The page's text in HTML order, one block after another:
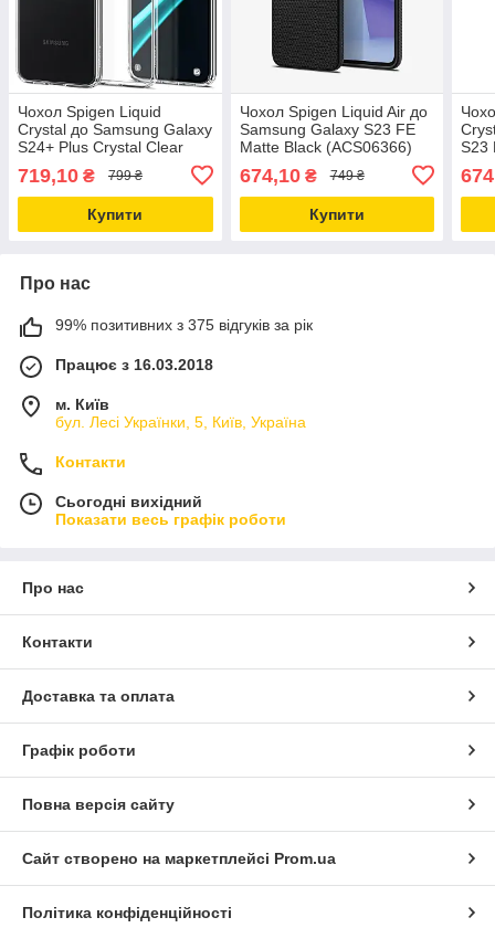
Чохол Spigen Liquid
Crystal до Samsung Galaxy
S24+ Plus Crystal Clear
719,10 ₴ 799 ₴
Купити
Чохол Spigen Liquid Air до
Samsung Galaxy S23 FE
Matte Black (ACS06366)
674,10₴ 749 ₴
Купити
S23
Про нас
99% позитивних з 375 відгуків за рік
Працює з 16.03.2018
м. Київ
бул. Лесі Українки, 5, Київ, Україна
Контакти
Сьогодні вихідний
Показати весь графік роботи
Про нас
Контакти
Доставка та оплата
Графік роботи
Повна версія сайту
Сайт створено на маркетплейсі Prom.ua
Політика конфіденційності